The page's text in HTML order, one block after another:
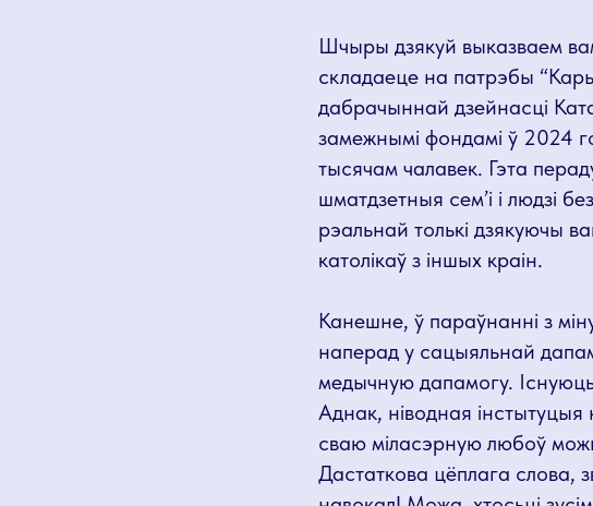
Шчыры дзякуй выказваем
складаеце на патрэбы
дабрачыннай дзейнасці
замежнымі фондамі ў 2024
тысячам чалавек. Гэта
шматдзетныя сем’і і людзі
рэальнай толькі дзякуючы
католікаў з іншых краін.
Канешне, ў параўнанні з
наперад у сацыяльнай
медычную дапамогу.
Аднак, ніводная інстытуцыя
сваю міласэрную любоў
Дастаткова цёплага слова,